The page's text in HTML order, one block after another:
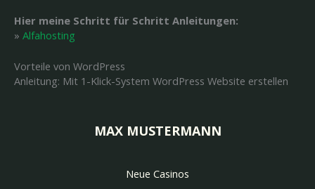
Hier meine Schritt für Schritt Anleitungen:
» Alfahosting
Vorteile von WordPress
Anleitung: Mit 1-Klick-System WordPress Website erstellen
MAX MUSTERMANN
Neue Casinos